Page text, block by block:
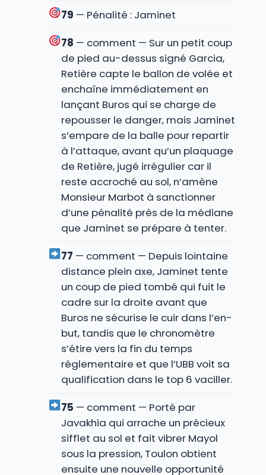
79 — Pénalité : Jaminet
78 — comment — Sur un petit coup
de pied au-dessus signé Garcia,
Retière capte le ballon de volée et
enchaîne immédiatement en
lançant Buros qui se charge de
repousser le danger, mais Jaminet
s’empare de la balle pour repartir
à l’attaque, avant qu’un plaquage
de Retière, jugé irrégulier car il
reste accroché au sol, n’amène
Monsieur Marbot à sanctionner
d’une pénalité près de la médiane
que Jaminet se prépare à tenter.
77 — comment — Depuis lointaine
distance plein axe, Jaminet tente
un coup de pied tombé qui fuit le
cadre sur la droite avant que
Buros ne sécurise le cuir dans l’en-
but, tandis que le chronomètre
s’étire vers la fin du temps
réglementaire et que l’UBB voit sa
qualification dans le top 6 vaciller.
75 — comment — Porté par
Javakhia qui arrache un précieux
sifflet au sol et fait vibrer Mayol
sous la pression, Toulon obtient
ensuite une nouvelle opportunité